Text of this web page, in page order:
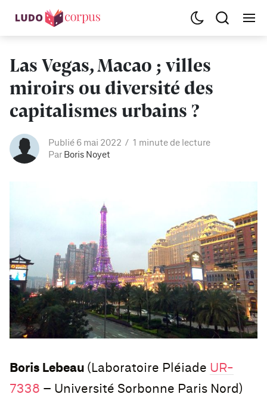
Las Vegas, Macao ; villes
miroirs ou diversité des
capitalismes urbains ?
Publié 6 mai 2022
1 minute de lecture
Par Boris Noyet
Boris Lebeau (Laboratoire Pléiade UR-
7338 – Université Sorbonne Paris Nord)